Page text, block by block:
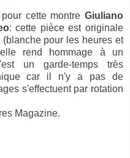
cette montre Giuliano
: cette pièce est originale
pour les heures et
rend hommage à un
un garde-temps très
car il n'y a pas de
s'effectuent par rotation
Magazine.